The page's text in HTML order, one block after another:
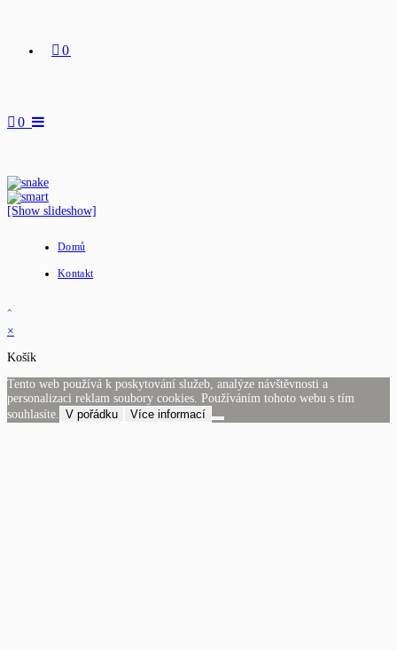
0
0
[Show slideshow]
Domů
Kontakt
×
Košík
Tento web používá k poskytování služeb, analýze návštěvnosti a
personalizaci reklam soubory cookies. Používáním tohoto webu s tím
souhlasíte. V pořádku Více informací